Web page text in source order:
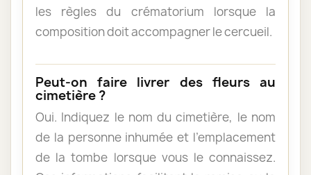
les règles du crématorium lorsque la
composition doit accompagner le cercueil.
Peut-on faire livrer des fleurs au
cimetière ?
Oui. Indiquez le nom du cimetière, le nom
de la personne inhumée et l’emplacement
de la tombe lorsque vous le connaissez.